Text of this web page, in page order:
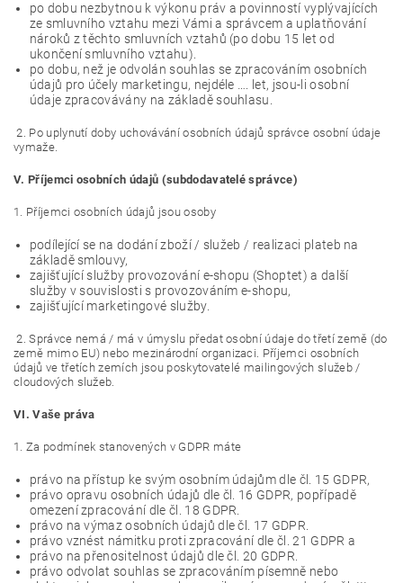
po dobu nezbytnou k výkonu práv a povinností vyplývajících
ze smluvního vztahu mezi Vámi a správcem a uplatňování
nároků z těchto smluvních vztahů (po dobu 15 let od
ukončení smluvního vztahu).
po dobu, než je odvolán souhlas se zpracováním osobních
údajů pro účely marketingu, nejdéle …. let, jsou-li osobní
údaje zpracovávány na základě souhlasu.
2. Po uplynutí doby uchovávání osobních údajů správce osobní údaje
vymaže.
V. Příjemci osobních údajů (subdodavatelé správce)
1. Příjemci osobních údajů jsou osoby
podílející se na dodání zboží / služeb / realizaci plateb na
základě smlouvy,
zajišťující služby provozování e-shopu (Shoptet) a další
služby v souvislosti s provozováním e-shopu,
zajišťující marketingové služby.
2. Správce nemá / má v úmyslu předat osobní údaje do třetí země (do
země mimo EU) nebo mezinárodní organizaci. Příjemci osobních
údajů ve třetích zemích jsou poskytovatelé mailingových služeb /
cloudových služeb.
VI.Vaše práva
1. Za podmínek stanovených v GDPR máte
právo na přístup ke svým osobním údajům dle čl. 15 GDPR,
právo opravu osobních údajů dle čl. 16 GDPR, popřípadě
omezení zpracování dle čl. 18 GDPR.
právo na výmaz osobních údajů dle čl. 17 GDPR.
právo vznést námitku proti zpracování dle čl. 21 GDPR a
právo na přenositelnost údajů dle čl. 20 GDPR.
právo odvolat souhlas se zpracováním písemně nebo